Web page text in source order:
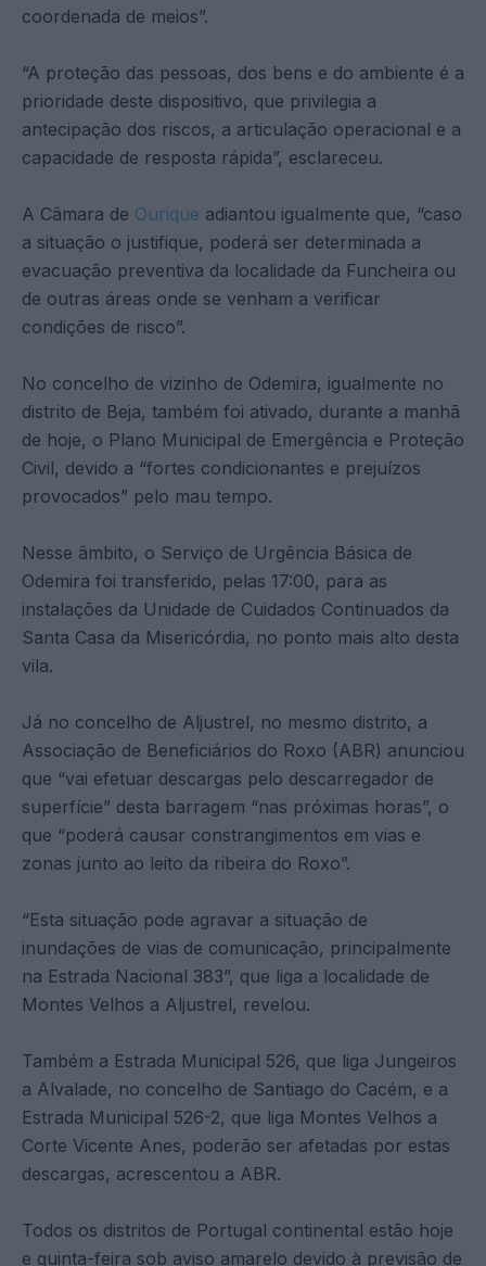
coordenada de meios”.
“A proteção das pessoas, dos bens e do ambiente é a
prioridade deste dispositivo, que privilegia a
antecipação dos riscos, a articulação operacional e a
capacidade de resposta rápida”, esclareceu.
A Câmara de Ourique adiantou igualmente que, “caso
a situação o justifique, poderá ser determinada a
evacuação preventiva da localidade da Funcheira ou
de outras áreas onde se venham a verificar
condições de risco”.
No concelho de vizinho de Odemira, igualmente no
distrito de Beja, também foi ativado, durante a manhã
de hoje, o Plano Municipal de Emergência e Proteção
Civil, devido a “fortes condicionantes e prejuízos
provocados” pelo mau tempo.
Nesse âmbito, o Serviço de Urgência Básica de
Odemira foi transferido, pelas 17:00, para as
instalações da Unidade de Cuidados Continuados da
Santa Casa da Misericórdia, no ponto mais alto desta
vila.
Já no concelho de Aljustrel, no mesmo distrito, a
Associação de Beneficiários do Roxo (ABR) anunciou
que “vai efetuar descargas pelo descarregador de
superfície” desta barragem “nas próximas horas”, o
que “poderá causar constrangimentos em vias e
zonas junto ao leito da ribeira do Roxo”.
“Esta situação pode agravar a situação de
inundações de vias de comunicação, principalmente
na Estrada Nacional 383”, que liga a localidade de
Montes Velhos a Aljustrel, revelou.
Também a Estrada Municipal 526, que liga Jungeiros
a Alvalade, no concelho de Santiago do Cacém, e a
Estrada Municipal 526-2, que liga Montes Velhos a
Corte Vicente Anes, poderão ser afetadas por estas
descargas, acrescentou a ABR.
Todos os distritos de Portugal continental estão hoje
e quinta-feira sob aviso amarelo devido à previsão de